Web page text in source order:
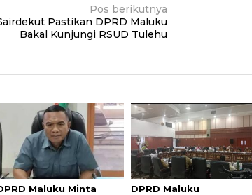
Pos berikutnya
Pastikan DPRD Maluku
Bakal Kunjungi RSUD Tulehu
Maluku Minta
DPRD Maluku